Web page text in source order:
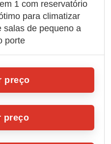
1 com reservatório
para climatizar
salas de pequeno a
porte
preço
preço